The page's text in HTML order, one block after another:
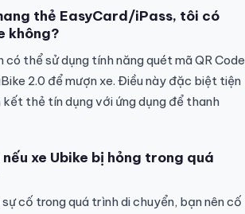
thẻ EasyCard/iPass, tôi có
không?
có thể sử dụng tính năng quét mã QR Code
2.0 để mượn xe. Điều này đặc biệt tiện
kết thẻ tín dụng với ứng dụng để thanh
xe Ubike bị hỏng trong quá
cố trong quá trình di chuyển, bạn nên cố